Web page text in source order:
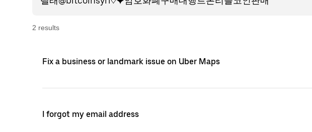
2 results
Fix a business or landmark issue on Uber Maps
I forgot my email address